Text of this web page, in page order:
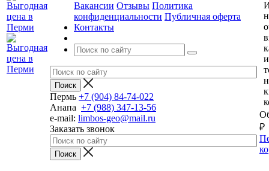
Вакансии Отзывы Политика
конфиденциальности Публичная оферта
Контакты
Пермь +7 (904) 84-74-022
Анапа +7 (988) 347-13-56
e-mail: limbos-geo@mail.ru
Заказать звонок
₽